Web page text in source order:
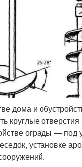
дома и
круглые
ограды — под
установке